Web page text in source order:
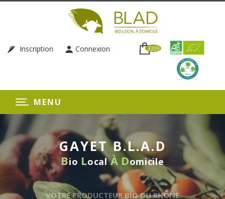
Inscription Connexion 3209
MENU
GAYET B.L.A.D
Bio LocalÀ Domicile
BIO DU RHÔNE
CLICS